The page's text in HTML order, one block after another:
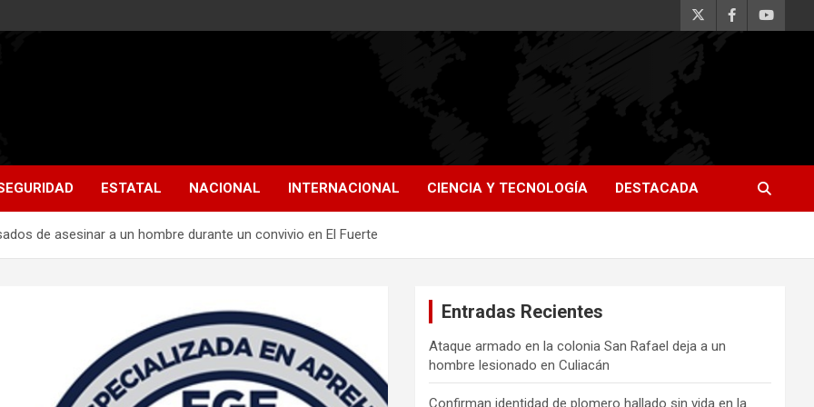
ESTATAL NACIONAL INTERNACIONAL CIENCIA Y TECNOLOGÍA DESTACADA
de asesinar a un hombre durante un convivio en El Fuerte
Entradas Recientes
Ataque armado en la colonia San Rafael deja a un
hombre lesionado en Culiacán
Confirman identidad de plomero hallado sin vida en la